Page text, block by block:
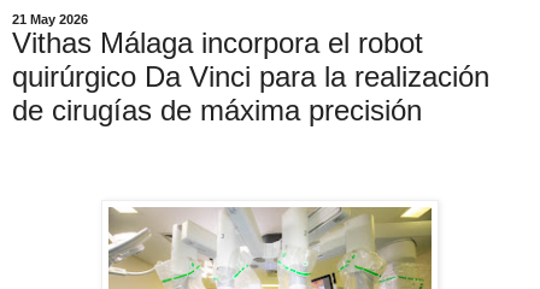
21 May 2026
Vithas Málaga incorpora el robot
quirúrgico Da Vinci para la realización
de cirugías de máxima precisión